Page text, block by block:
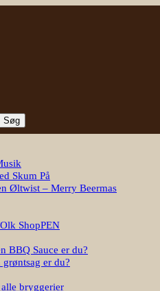
Skum På
Øltwist – Merry Beermas
ShopPEN
BBQ Sauce er du?
er du?
bryggerier